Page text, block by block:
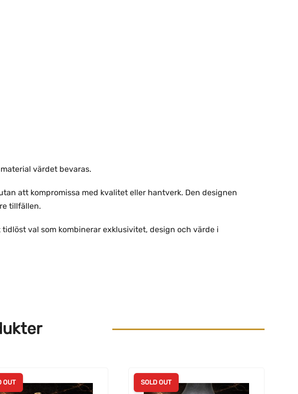
värdet bevaras.
att kompromissa med kvalitet eller hantverk. Den designen
tillfällen.
val som kombinerar exklusivitet, design och värde i
OUT SOLD OUT